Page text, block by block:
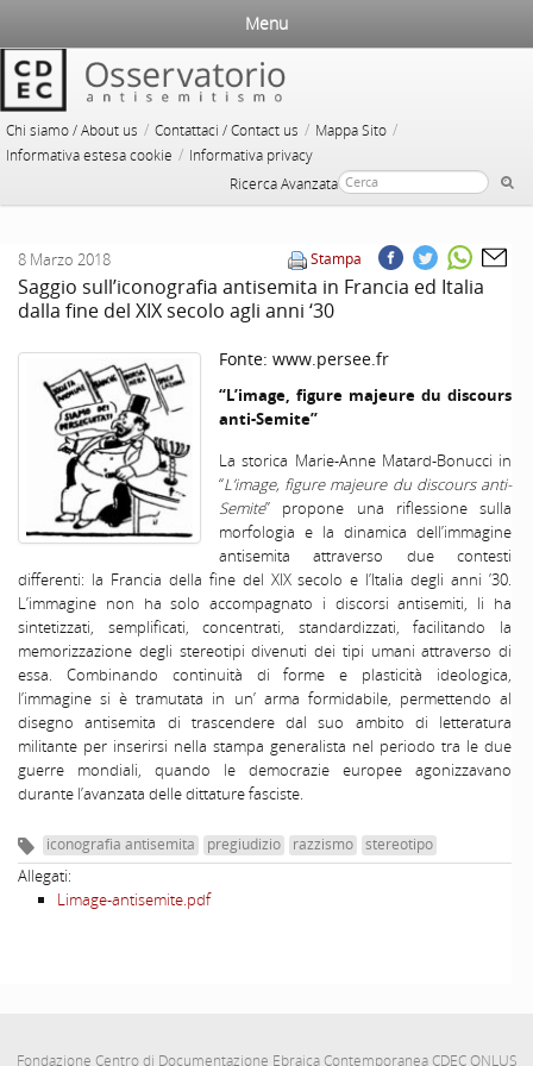
Chi siamo / About us / Contattaci / Contact us / Mappa Sito /
Informativa estesa cookie / Informativa privacy
Ricerca Avanzata
Menu
Stampa
8 Marzo 2018
Saggio sull’iconografia antisemita in Francia ed Italia
dalla fine del XIX secolo agli anni ‘30
Fonte: www.persee.fr
“L’image, figure majeure du discours
anti-Semite”
La storica Marie-Anne Matard-Bonucci in
“L’image, figure majeure du discours anti-
Semite” propone una riflessione sulla
morfologia e la dinamica dell’immagine
antisemita attraverso due contesti
differenti: la Francia della fine del XIX secolo e l’Italia degli anni ’30.
L’immagine non ha solo accompagnato i discorsi antisemiti, li ha
sintetizzati, semplificati, concentrati, standardizzati, facilitando la
memorizzazione degli stereotipi divenuti dei tipi umani attraverso di
essa. Combinando continuità di forme e plasticità ideologica,
l’immagine si è tramutata in un’ arma formidabile, permettendo al
disegno antisemita di trascendere dal suo ambito di letteratura
militante per inserirsi nella stampa generalista nel periodo tra le due
guerre mondiali, quando le democrazie europee agonizzavano
durante l’avanzata delle dittature fasciste.
iconografia antisemita pregiudizio razzismo stereotipo
Allegati:
Limage-antisemite.pdf
Fondazione Centro di Documentazione Ebraica Contemporanea CDEC ONLUS